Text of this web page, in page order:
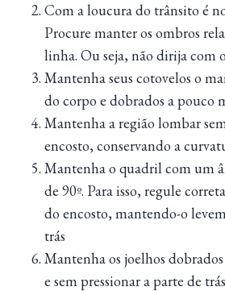
Com a loucura do trânsito é
Procure manter os ombros
linha. Ou seja, não dirija com
Mantenha seus cotovelos o
do corpo e dobrados a pouco
Mantenha a região lombar
encosto, conservando a
Mantenha o quadril com um
de 90º. Para isso, regule
do encosto, mantendo-o
trás
Mantenha os joelhos
e sem pressionar a parte de